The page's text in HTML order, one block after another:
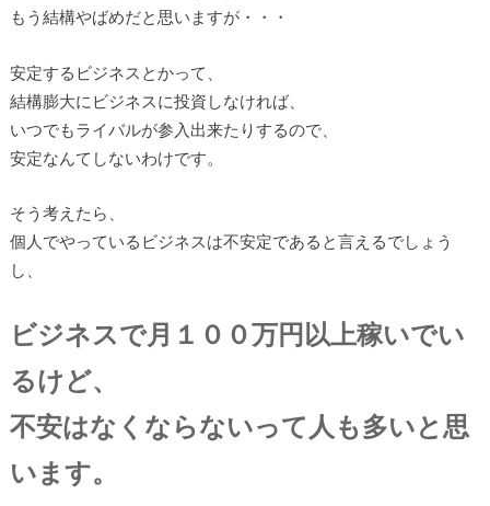
もう結構やばめだと思いますが・・・
安定するビジネスとかって、
結構膨大にビジネスに投資しなければ、
いつでもライバルが参入出来たりするので、
安定なんてしないわけです。
そう考えたら、
個人でやっているビジネスは不安定であると言えるでしょう
し、
ビジネスで月１００万円以上稼いでい
るけど、
不安はなくならないって人も多いと思
います。